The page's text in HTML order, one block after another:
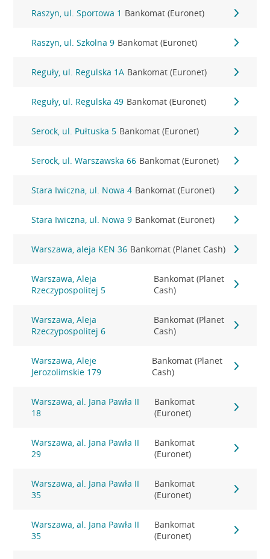
Raszyn, ul. Sportowa 1 Bankomat (Euronet)
Raszyn, ul. Szkolna 9 Bankomat (Euronet)
Reguły, ul. Regulska 1A Bankomat (Euronet)
Reguły, ul. Regulska 49 Bankomat (Euronet)
Serock, ul. Pułtuska 5 Bankomat (Euronet)
Serock, ul. Warszawska 66 Bankomat (Euronet)
Stara Iwiczna, ul. Nowa 4 Bankomat (Euronet)
Stara Iwiczna, ul. Nowa 9 Bankomat (Euronet)
Warszawa, aleja KEN 36 Bankomat (Planet Cash)
Warszawa, Aleja
Rzeczypospolitej 5
Bankomat (Planet
Cash)
Warszawa, Aleja
Rzeczypospolitej 6
Bankomat (Planet
Cash)
Warszawa, Aleje
Jerozolimskie 179
Bankomat (Planet
Cash)
Warszawa, al. Jana Pawła II
18
Bankomat
(Euronet)
Warszawa, al. Jana Pawła II
29
Bankomat
(Euronet)
Warszawa, al. Jana Pawła II
35
Bankomat
(Euronet)
Warszawa, al. Jana Pawła II
35
Bankomat
(Euronet)